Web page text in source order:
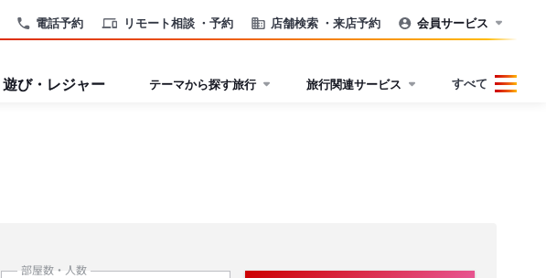
電話予約 リモート相談 ・予約 店舗検索 ・来店予約 会員サービス
遊び・レジャー テーマから探す旅行 旅行関連サービス すべて
部屋数・人数